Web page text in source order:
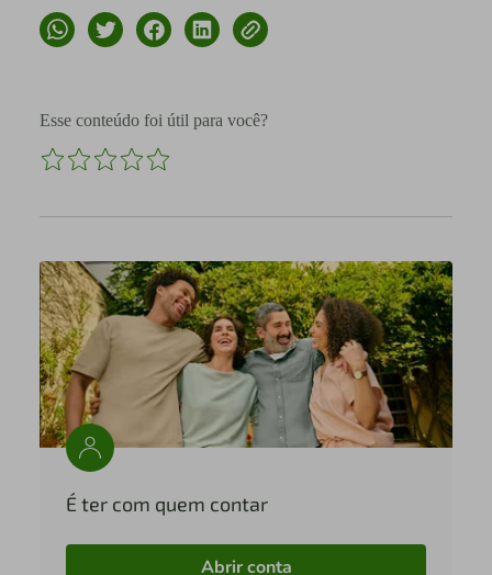
Esse conteúdo foi útil para você?
É ter com quem contar
Abrir conta